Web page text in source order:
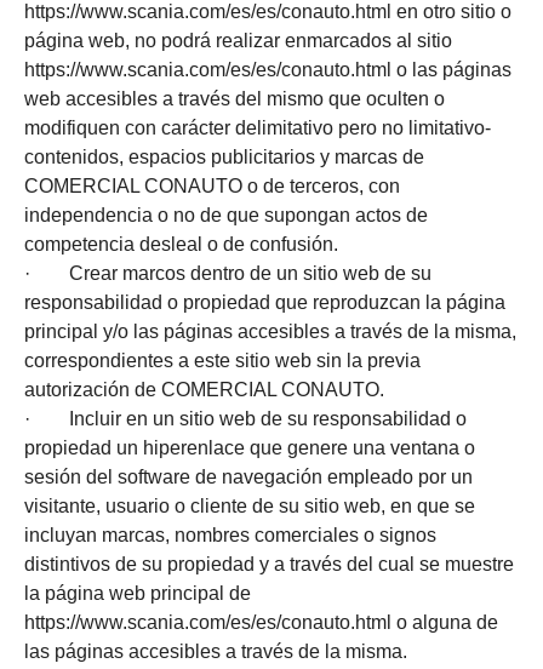
https://www.scania.com/es/es/conauto.html en otro sitio o
página web, no podrá realizar enmarcados al sitio
https://www.scania.com/es/es/conauto.html o las páginas
web accesibles a través del mismo que oculten o
modifiquen con carácter delimitativo pero no limitativo-
contenidos, espacios publicitarios y marcas de
COMERCIAL CONAUTO o de terceros, con
independencia o no de que supongan actos de
competencia desleal o de confusión.
· Crear marcos dentro de un sitio web de su
responsabilidad o propiedad que reproduzcan la página
principal y/o las páginas accesibles a través de la misma,
correspondientes a este sitio web sin la previa
autorización de COMERCIAL CONAUTO.
· Incluir en un sitio web de su responsabilidad o
propiedad un hiperenlace que genere una ventana o
sesión del software de navegación empleado por un
visitante, usuario o cliente de su sitio web, en que se
incluyan marcas, nombres comerciales o signos
distintivos de su propiedad y a través del cual se muestre
la página web principal de
https://www.scania.com/es/es/conauto.html o alguna de
las páginas accesibles a través de la misma.